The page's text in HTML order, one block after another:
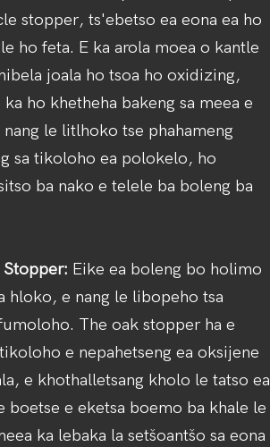
stopper, ts'ebetso ea eona ea ho
ho feta. E ka arola moea o kantle
joala ho tsoa ho oxidizing,
ho khetheha bakeng sa meea e
nang le litlhoko tse phahameng
sa tikoloho ea polokelo, ho
ba nako e telele ba boleng ba
Eike ea boleng bo holimo
hloko, e nang le libopeho tsa
The oak stopper ha e
e nepahetseng ea oksijene
e khothalletsang kholo le tatso ea
boetse e eketsa boemo ba khale le
ka lebaka la setšoantšo sa eona